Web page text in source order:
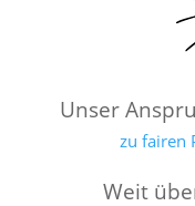
Unser
zu fairen
Weit